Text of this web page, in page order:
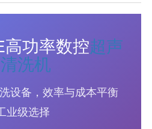
功率数控超声
洗机
设备，效率与成本平衡
业级选择